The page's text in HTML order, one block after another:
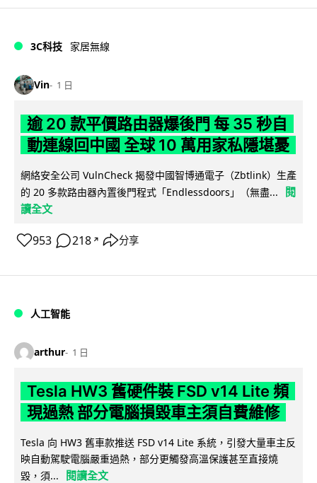
3C科技 家居無線
Vin 1 日
逾 20 款平價路由器爆後門 每 35 秒自
動連線回中國 全球 10 萬用家私隱堪憂
網絡安全公司 VulnCheck 揭發中國智博通電子（Zbtlink）生產
的 20 多款路由器內置後門程式「Endlessdoors」（無盡...
閱
讀全文
953 218 ↗ 分享
人工智能
arthur 1 日
Tesla HW3 舊硬件裝 FSD v14 Lite 頻
現過熱 部分電腦損毀車主須自費維修
Tesla 向 HW3 舊車款推送 FSD v14 Lite 系統，引發大量車主反
映自動駕駛電腦嚴重過熱，部分更觸發高溫保護甚至直接燒
毀，須...
閱讀全文